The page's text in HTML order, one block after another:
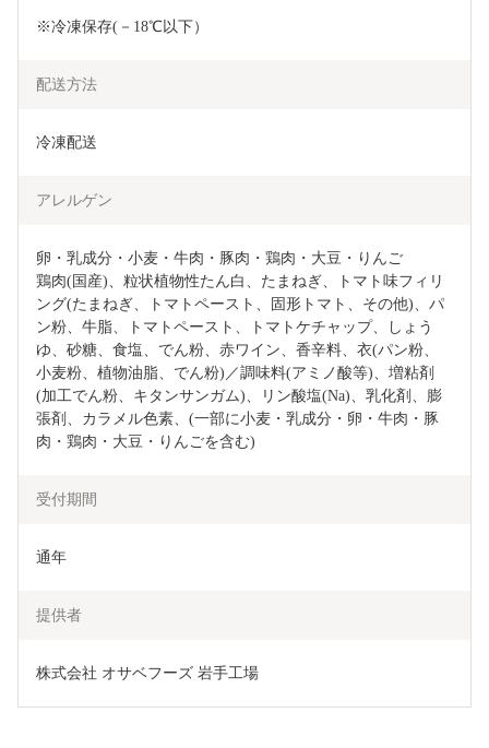
※冷凍保存(－18℃以下）
配送方法
冷凍配送
アレルゲン
卵・乳成分・小麦・牛肉・豚肉・鶏肉・大豆・りんご
鶏肉(国産)、粒状植物性たん白、たまねぎ、トマト味フィリ
ング(たまねぎ、トマトペースト、固形トマト、その他)、パ
ン粉、牛脂、トマトペースト、トマトケチャップ、しょう
ゆ、砂糖、食塩、でん粉、赤ワイン、香辛料、衣(パン粉、
小麦粉、植物油脂、でん粉)／調味料(アミノ酸等)、増粘剤
(加工でん粉、キタンサンガム)、リン酸塩(Na)、乳化剤、膨
張剤、カラメル色素、(一部に小麦・乳成分・卵・牛肉・豚
肉・鶏肉・大豆・りんごを含む)
受付期間
通年
提供者
株式会社 オサベフーズ 岩手工場